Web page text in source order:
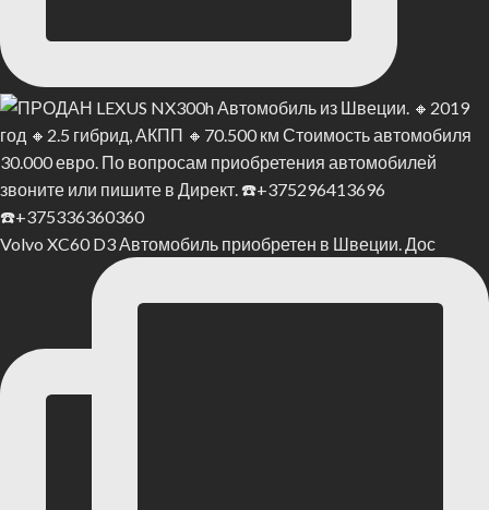
Volvo XC60 D3 Автомобиль приобретен в Швеции. Дос